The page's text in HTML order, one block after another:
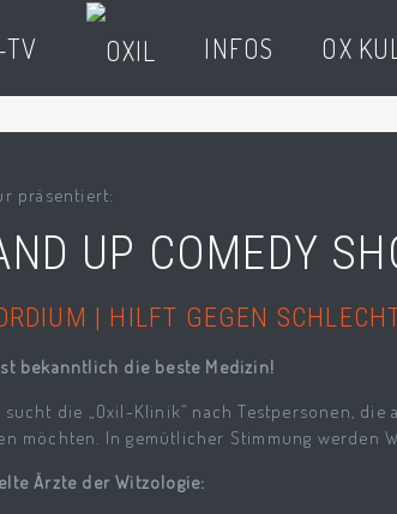
INFOS OX
präsentiert:
UP COMEDY
| HILFT GEGEN
bekanntlich die beste Medizin!
sucht die „Oxil-Klinik“ nach Testpersonen, die
möchten. In gemütlicher Stimmung werden
Ärzte der Witzologie: